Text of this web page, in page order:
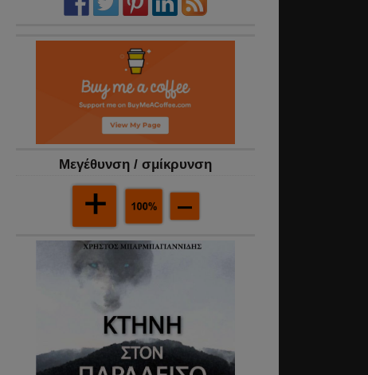
Mεγέθυνση / σμίκρυνση